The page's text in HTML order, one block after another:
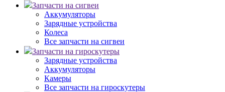
Запчасти на сигвеи
Аккумуляторы
Зарядные устройства
Колеса
Все запчасти на сигвеи
Запчасти на гироскутеры
Зарядные устройства
Аккумуляторы
Камеры
Все запчасти на гироскутеры